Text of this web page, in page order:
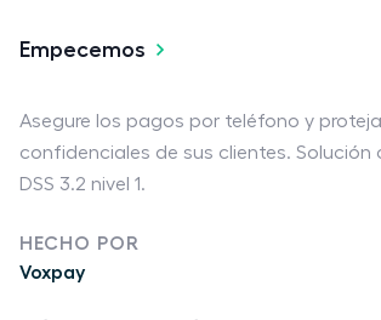
Empecemos
Asegure los pagos por teléfono y
confidenciales de sus clientes. Solución
DSS 3.2 nivel 1.
HECHO POR
Voxpay